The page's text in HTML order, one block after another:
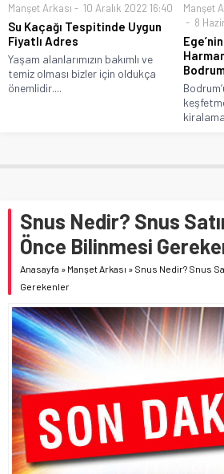
Manşet Arkası 10 Aralık 2022 16:40
Su Kaçağı Tespitinde Uygun
Fiyatlı Adres
Yaşam alanlarımızın bakımlı ve
temiz olması bizler için oldukça
önemlidir....
Manşet
8
Snus Nedir? Snus
Önce Bilinmesi
Anasayfa » Manşet Arkası » Snus Nedir? Snus
Gerekenler